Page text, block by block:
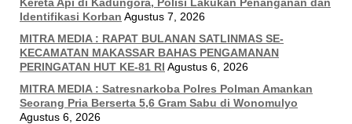
Identifikasi Korban Agustus 7, 2026
MITRA MEDIA : RAPAT BULANAN SATLINMAS SE-
KECAMATAN MAKASSAR BAHAS PENGAMANAN
PERINGATAN HUT KE-81 RI Agustus 6, 2026
MITRA MEDIA : Satresnarkoba Polres Polman Amankan
Seorang Pria Berserta 5,6 Gram Sabu di Wonomulyo
Agustus 6, 2026